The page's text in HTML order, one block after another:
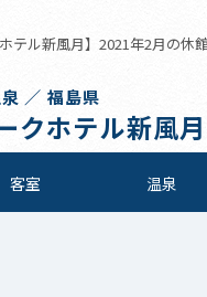
ホテル新風月】2021年2月の
／ 福島県
クホテル新風月
客室 温泉